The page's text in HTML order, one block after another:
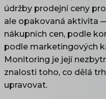
údržby prodejní ceny
ale opakovaná aktivita
nákupních cen, podle
podle marketingových
Monitoring je její
znalosti toho, co dělá
upravovat.